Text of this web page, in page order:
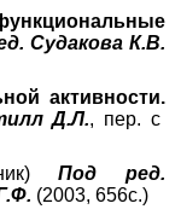
Судакова К.В.
активности.
Д.Л., пер. с
Под ред.
(2003, 656с.)